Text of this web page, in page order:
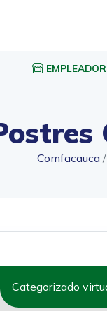
Comfacauca /
Categorizado